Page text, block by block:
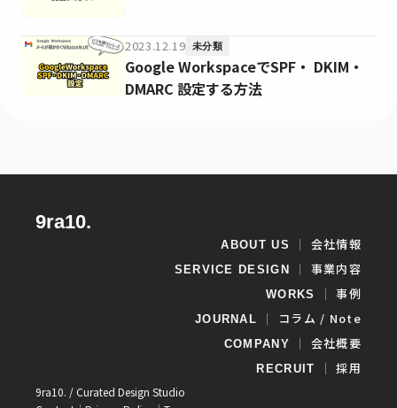
2023.12.19 未分類
Google WorkspaceでSPF・ DKIM・
DMARC 設定する方法
9ra10.
ABOUT US ｜ 会社情報
SERVICE DESIGN ｜ 事業内容
WORKS ｜事例
JOURNAL ｜ コラム / Note
COMPANY ｜ 会社概要
RECRUIT ｜採用
9ra10. / Curated Design Studio